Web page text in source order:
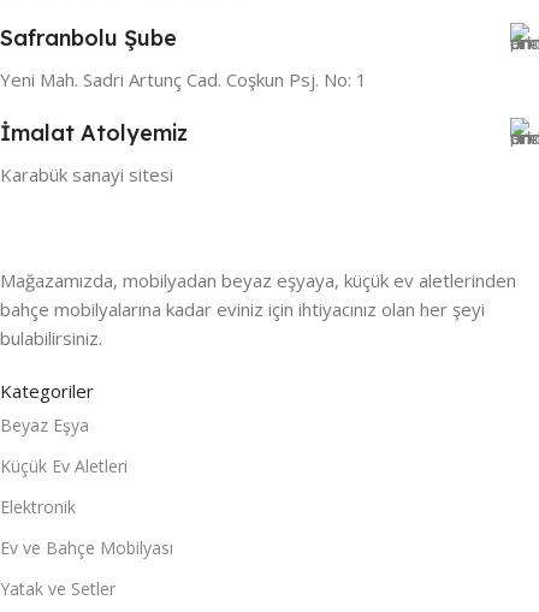
Safranbolu Şube
Yeni Mah. Sadri Artunç Cad. Coşkun Psj. No: 1
İmalat Atolyemiz
Karabük sanayi sitesi
Mağazamızda, mobilyadan beyaz eşyaya, küçük ev aletlerinden
bahçe mobilyalarına kadar eviniz için ihtiyacınız olan her şeyi
bulabilirsiniz.
Kategoriler
Beyaz Eşya
Küçük Ev Aletleri
Elektronik
Ev ve Bahçe Mobilyası
Yatak ve Setler